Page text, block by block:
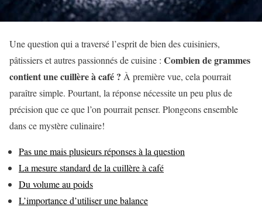
Une question qui a traversé l’esprit de bien des cuisiniers,
pâtissiers et autres passionnés de cuisine : Combien de grammes
contient une cuillère à café ? À première vue, cela pourrait
paraître simple. Pourtant, la réponse nécessite un peu plus de
précision que ce que l’on pourrait penser. Plongeons ensemble
dans ce mystère culinaire!
Pas une mais plusieurs réponses à la question
La mesure standard de la cuillère à café
Du volume au poids
L’importance d’utiliser une balance